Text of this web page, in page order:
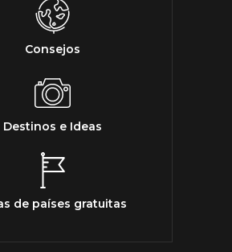
Consejos
Destinos e Ideas
de países gratuitas